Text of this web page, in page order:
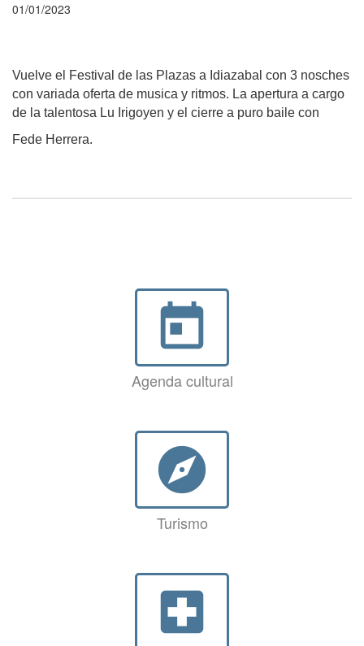
01/01/2023
Vuelve el Festival de las Plazas a Idiazabal con 3 nosches
con variada oferta de musica y ritmos. La apertura a cargo
de la talentosa Lu Irigoyen y el cierre a puro baile con
Fede Herrera.
today
Agenda cultural
explore
Turismo
local_hospital